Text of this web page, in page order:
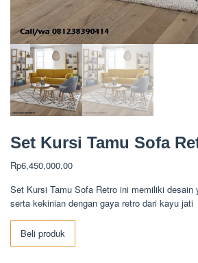
Set Kursi Tamu Sofa
Rp6,450,000.00
Set Kursi Tamu Sofa Retro ini memiliki desain
serta kekinian dengan gaya retro dari kayu jati
Beli produk